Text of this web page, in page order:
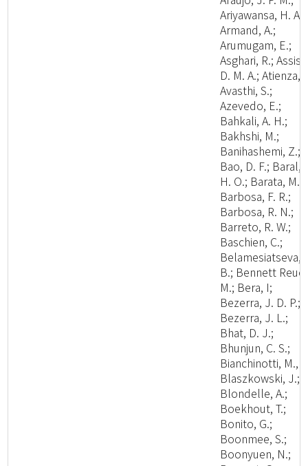
Ariyawansa, H. A.;
Armand, A.;
Arumugam, E.;
Asghari, R.; Assis,
D. M. A.; Atienza,
Avasthi, S.;
Azevedo, E.;
Bahkali, A. H.;
Bakhshi, M.;
Banihashemi, Z.;
Bao, D. F.; Baral,
H. O.; Barata, M.;
Barbosa, F. R.;
Barbosa, R. N.;
Barreto, R. W.;
Baschien, C.;
Belamesiatseva,
B.; Bennett
M.; Bera, I;
Bezerra, J. D. P.;
Bezerra, J. L.;
Bhat, D. J.;
Bhunjun, C. S.;
Bianchinotti, M.,
Blaszkowski, J.;
Blondelle, A.;
Boekhout, T.;
Bonito, G.;
Boonmee, S.;
Boonyuen, N.;